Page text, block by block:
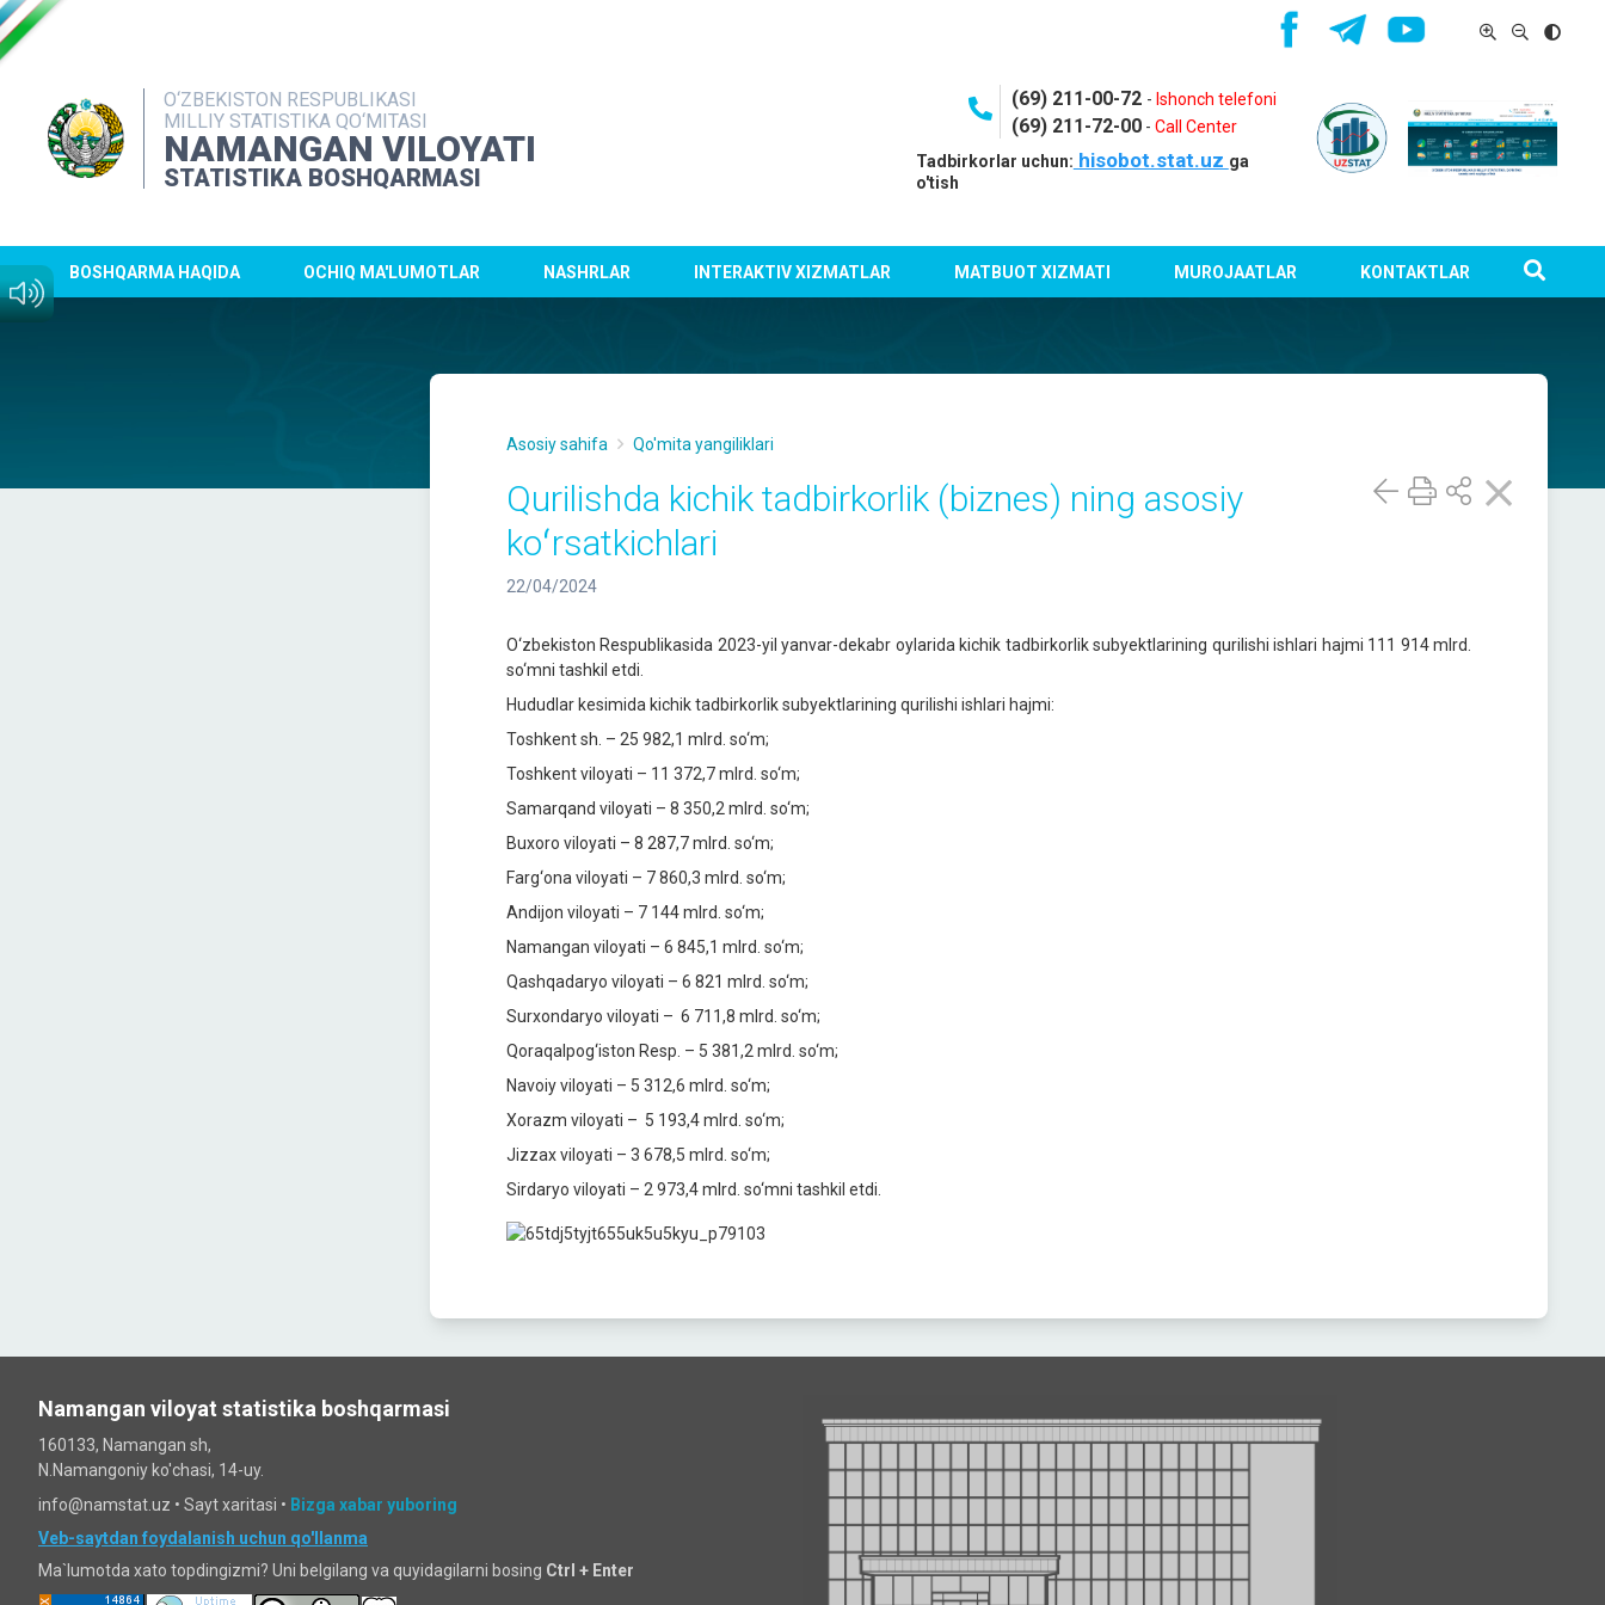
O‘ZBEKISTON RESPUBLIKASI
MILLIY STATISTIKA QO‘MITASI
NAMANGAN VILOYATI
STATISTIKA BOSHQARMASI
(69) 211-00-72 - Ishonch telefoni
(69) 211-72-00- Call Center
Tadbirkorlar uchun: hisobot.stat.uz ga
o'tish
BOSHQARMA HAQIDA OCHIQ MA'LUMOTLAR NASHRLAR INTERAKTIV XIZMATLAR MATBUOT XIZMATI MUROJAATLAR KONTAKTLAR
Asosiy sahifa Qo'mita yangiliklari
Qurilishda kichik tadbirkorlik (biznes) ning asosiy
koʻrsatkichlari
22/04/2024
O‘zbekiston Respublikasida 2023-yil yanvar-dekabr oylarida kichik tadbirkorlik subyektlarining qurilishi ishlari hajmi 111 914 mlrd.
so‘mni tashkil etdi.
Hududlar kesimida kichik tadbirkorlik subyektlarining qurilishi ishlari hajmi:
Toshkent sh. – 25 982,1 mlrd. so‘m;
Toshkent viloyati – 11 372,7 mlrd. so‘m;
Samarqand viloyati – 8 350,2 mlrd. so‘m;
Buxoro viloyati – 8 287,7 mlrd. so‘m;
Farg‘ona viloyati – 7 860,3 mlrd. so‘m;
Andijon viloyati – 7 144 mlrd. so‘m;
Namangan viloyati – 6 845,1 mlrd. so‘m;
Qashqadaryo viloyati – 6 821 mlrd. so‘m;
Surxondaryo viloyati – 6 711,8 mlrd. so‘m;
Qoraqalpog‘iston Resp. – 5 381,2 mlrd. so‘m;
Navoiy viloyati – 5 312,6 mlrd. so‘m;
Xorazm viloyati – 5 193,4 mlrd. so‘m;
Jizzax viloyati – 3 678,5 mlrd. so‘m;
Sirdaryo viloyati – 2 973,4 mlrd. so‘mni tashkil etdi.
Namangan viloyat statistika boshqarmasi
160133, Namangan sh,
N.Namangoniy ko'chasi, 14-uy.
info@namstat.uz • Sayt xaritasi • Bizga xabar yuboring
Veb-saytdan foydalanish uchun qo'llanma
Ma`lumotda xato topdingizmi? Uni belgilang va quyidagilarni bosing Ctrl + Enter